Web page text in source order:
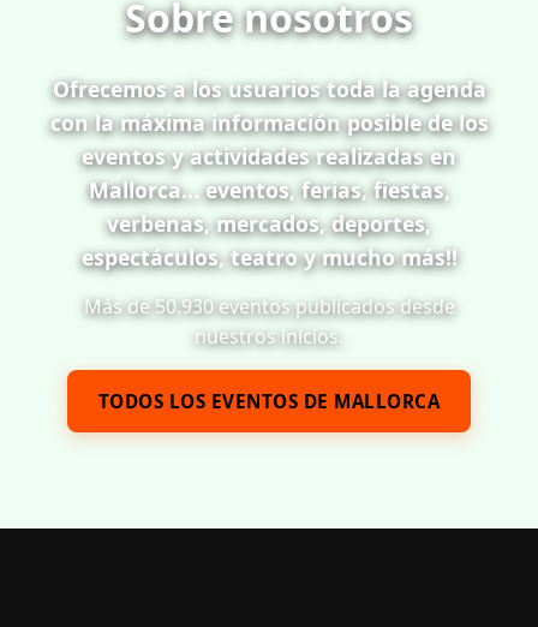
Sobre nosotros
Ofrecemos a los usuarios toda la agenda
con la máxima información posible de los
eventos y actividades realizadas en
Mallorca... eventos, ferias, fiestas,
verbenas, mercados, deportes,
espectáculos, teatro y mucho más!!
Más de 50.930 eventos publicados desde
nuestros inicios.
TODOS LOS EVENTOS DE MALLORCA